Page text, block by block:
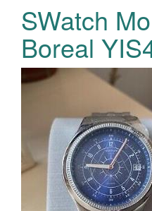
SWatch
Boreal